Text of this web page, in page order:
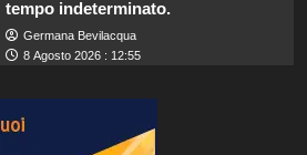
tempo indeterminato.
Germana Bevilacqua
8 Agosto 2026 : 12:55